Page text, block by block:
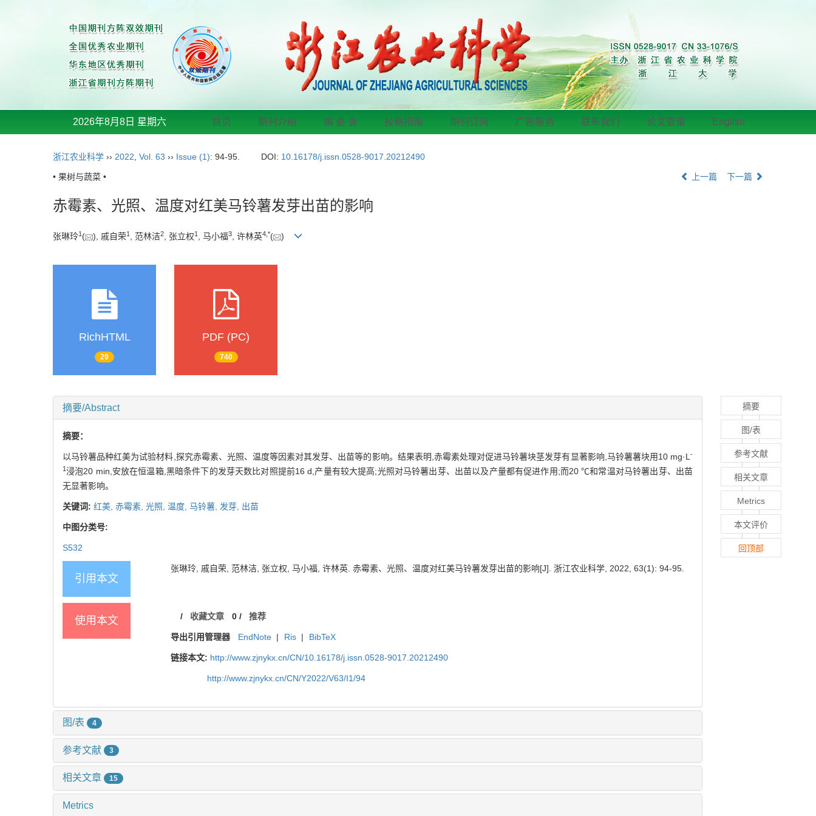
2026年8月8日 星期六 首页 期刊介绍 编 委 会 投稿指南 期刊订阅 广告服务 联系我们 论文查重 English
浙江农业科学 ›› 2022 Vol. 63 ›› Issue (1): 94-95. DOI: 10.16178/j.issn.0528-9017.20212490
• 果树与蔬菜 • 上一篇 下一篇
赤霉素、光照、温度对红美马铃薯发芽出苗的影响
张琳玲1 ( ), 戚自荣1 , 范林洁2, 张立权1 , 马小福3, 许林英4 *( )
RichHTML
29
PDF (PC)
740
摘要/Abstract
摘要：
以马铃薯品种红美为试验材料,探究赤霉素、光照、温度等因素对其发芽、出苗等的影响。结果表明,赤霉素处理对促进马铃薯块茎发芽有显著影响,马铃薯薯块用10 mg·L -
1浸泡20 min,安放在恒温箱,黑暗条件下的发芽天数比对照提前16 d,产量有较大提高;光照对马铃薯出芽、出苗以及产量都有促进作用;而20 ℃和常温对马铃薯出芽、出苗
无显著影响。
关键词: 红美, 赤霉素, 光照, 温度, 马铃薯, 发芽, 出苗
中图分类号:
S532
引用本文
张琳玲, 戚自荣, 范林洁, 张立权, 马小福, 许林英. 赤霉素、光照、温度对红美马铃薯发芽出苗的影响[J]. 浙江农业科学, 2022, 63(1): 94-95.
使用本文 / 收藏文章 0/ 推荐
导出引用管理器 EndNote | Ris | BibTeX
链接本文: http://www.zjnykx.cn/CN/10.16178/j.issn.0528-9017.20212490
http://www.zjnykx.cn/CN/Y2022/V63/I1/94
图/表 4
参考文献 3
相关文章 15
Metrics
摘要
图/表
参考文献
相关文章
Metrics
本文评价
回顶部